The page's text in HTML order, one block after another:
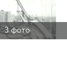
3 фото